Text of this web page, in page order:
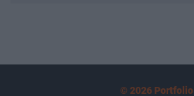
© 2026 Portfolio